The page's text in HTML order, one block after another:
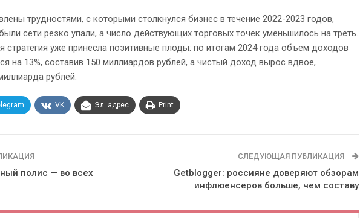
трудностями, с которыми столкнулся бизнес в течение 2022-2023 годов,
сети резко упали, а число действующих торговых точек уменьшилось на треть.
стратегия уже принесла позитивные плоды: по итогам 2024 года объем доходов
на 13%, составив 150 миллиардов рублей, а чистый доход вырос вдвое,
рублей.
VK Эл. адрес Print
полис — во всех
СЛЕДУЮЩАЯ ПУБЛИКАЦИЯ
Getblogger: россияне доверяют обзорам
инфлюенсеров больше, чем составу